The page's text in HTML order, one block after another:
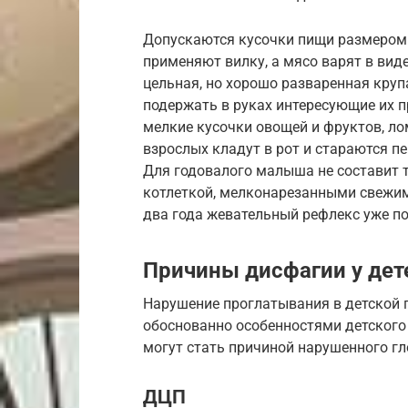
Допускаются кусочки пищи
применяют вилку, а мясо варят в
цельная, но хорошо разваренная
подержать в руках интересующие их
мелкие кусочки овощей и фруктов,
взрослых кладут в рот и стараются
Для годовалого малыша не составит
котлеткой, мелконарезанными
два года жевательный рефлекс уже
Причины дисфагии у
Нарушение проглатывания в детской
обоснованно особенностями
могут стать причиной нарушенного
ДЦП